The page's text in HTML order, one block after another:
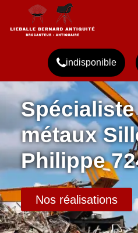
indisponible
métaux
Philippe
Nos réalisations